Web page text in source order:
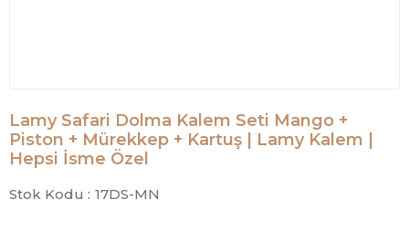
Lamy Safari Dolma Kalem Seti Mango +
Piston + Mürekkep + Kartuş | Lamy Kalem |
Hepsi İsme Özel
Stok Kodu : 17DS-MN